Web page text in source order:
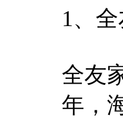
1、
全友
年，